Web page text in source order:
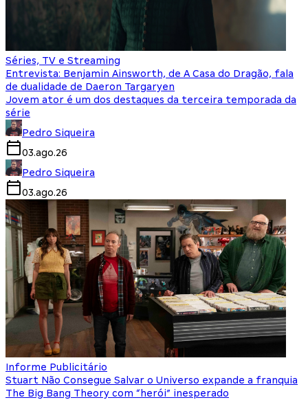
Séries, TV e Streaming
Entrevista: Benjamin Ainsworth, de A Casa do Dragão, fala
de dualidade de Daeron Targaryen
Jovem ator é um dos destaques da terceira temporada da
série
Pedro Siqueira
03.ago.26
Pedro Siqueira
03.ago.26
Informe Publicitário
Stuart Não Consegue Salvar o Universo expande a franquia
The Big Bang Theory com “herói” inesperado